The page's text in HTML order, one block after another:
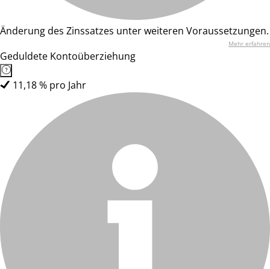
Änderung des Zinssatzes unter weiteren Voraussetzungen.
Mehr erfahren
Geduldete Kontoüberziehung
11,18 % pro Jahr